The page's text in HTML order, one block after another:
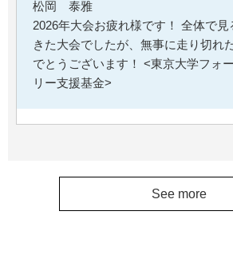
松岡 泰雅
2026年大会お疲れ様です！ 全体で
きた大会でしたが、無事に走り切れ
でとうございます！ <東京大学フォ
リー支援基金>
まる中、専門的知見を分かりやすく
上に貢献することこそ東大経済の社
See more